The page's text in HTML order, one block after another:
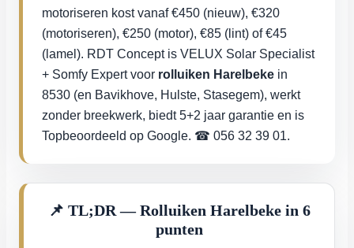
motoriseren kost vanaf €450 (nieuw), €320
(motoriseren), €250 (motor), €85 (lint) of €45
(lamel). RDT Concept is VELUX Solar Specialist
+ Somfy Expert voor rolluiken Harelbeke in
8530 (en Bavikhove, Hulste, Stasegem), werkt
zonder breekwerk, biedt 5+2 jaar garantie en is
Topbeoordeeld op Google. ☎ 056 32 39 01.
📌 TL;DR — Rolluiken Harelbeke in 6
punten